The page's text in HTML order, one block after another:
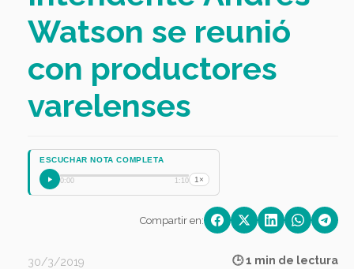
Watson se reunió
con productores
varelenses
ESCUCHAR NOTA COMPLETA
0:00 1:10 1×
Compartir en:
30/3/2019 🕒 1 min de lectura